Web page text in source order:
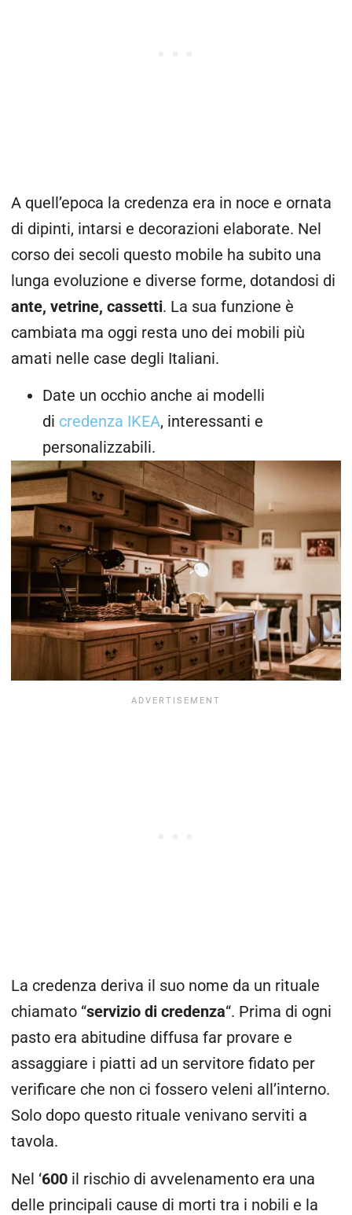
A quell’epoca la credenza era in noce e ornata
di dipinti, intarsi e decorazioni elaborate. Nel
corso dei secoli questo mobile ha subito una
lunga evoluzione e diverse forme, dotandosi di
ante, vetrine, cassetti. La sua funzione è
cambiata ma oggi resta uno dei mobili più
amati nelle case degli Italiani.
Date un occhio anche ai modelli
di credenza IKEA, interessanti e
personalizzabili.
La credenza deriva il suo nome da un rituale
chiamato “servizio di credenza“. Prima di ogni
pasto era abitudine diffusa far provare e
assaggiare i piatti ad un servitore fidato per
verificare che non ci fossero veleni all’interno.
Solo dopo questo rituale venivano serviti a
tavola.
Nel ‘600 il rischio di avvelenamento era una
delle principali cause di morti tra i nobili e la